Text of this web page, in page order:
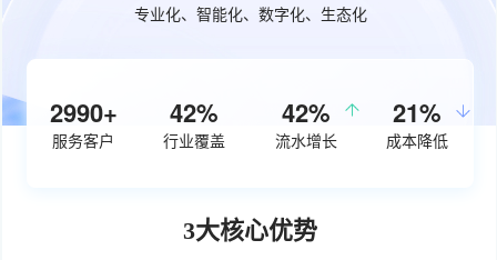
专业化、智能化、数字化、生态化
3840+
服务客户
55%
行业覆盖
50%
流水增长
27%
成本降低
3大核心优势